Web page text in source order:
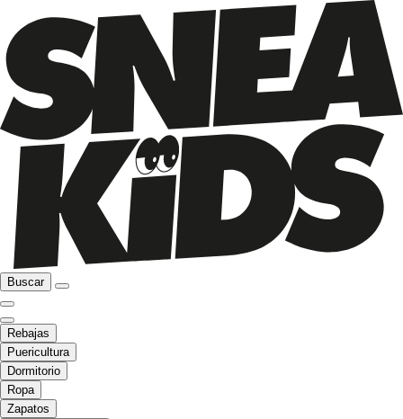
Buscar
Rebajas
Puericultura
Dormitorio
Ropa
Zapatos